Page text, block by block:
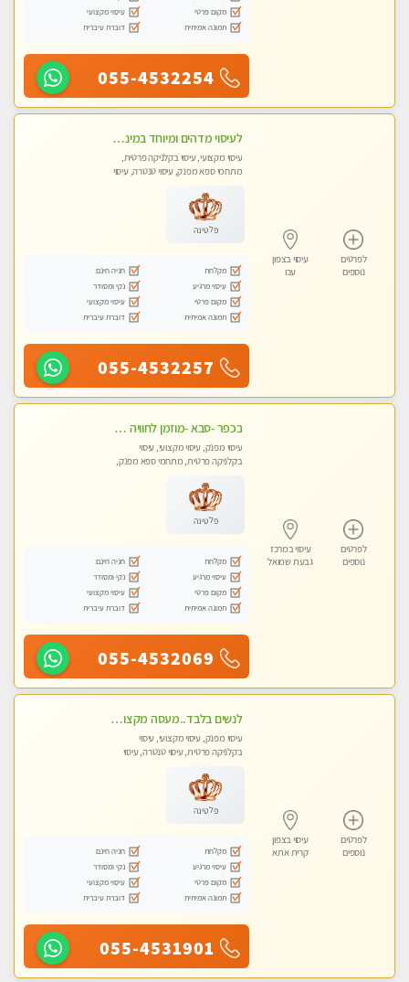
מקום פרטי
עיסוי מקצועי
תמונה אמיתית
דוברת עיברית
055-4532254
לפרטים
נוספים
עיסוי בצפון
עכו
לעיסוי מדהים ומיוחד במינו !!מומלץ לחלוטין!!ללא מין !!
עיסוי מקצועי, עיסוי בקלניקה פרטית,
מתחמי ספא מפנק, עיסוי טנטרה, עיסוי
פלטינה
מקלחת
חניה חינם
עיסוי מרגיע
נקי ומסודר
מקום פרטי
עיסוי מקצועי
תמונה אמיתית
דוברת עיברית
055-4532257
לפרטים
נוספים
עיסוי במרכז
גבעת שמואל
בכפר -סבא -מוזמן לחוויה בלתי נשכחת!!!עיסוי מפנק ביותר מומלץ לחלוטין!!!
עיסוי מפנק, עיסוי מקצועי, עיסוי
בקלניקה פרטית, מתחמי ספא מפנק,
לנשים בלבד
פלטינה
מקלחת
חניה חינם
עיסוי מרגיע
נקי ומסודר
מקום פרטי
עיסוי מקצועי
תמונה אמיתית
דוברת עיברית
055-4532069
לפרטים
נוספים
עיסוי בצפון
קרית אתא
לנשים בלבד..מעסה מקצועי לנשים בלבד לעיסוי מרגיע ומפנק VIP-מומלץ לחלוטין! פרטי! ​​​​​​
עיסוי מפנק, עיסוי מקצועי, עיסוי
בקלניקה פרטית, עיסוי טנטרה, עיסוי
פלטינה
מקלחת
חניה חינם
עיסוי מרגיע
נקי ומסודר
מקום פרטי
עיסוי מקצועי
תמונה אמיתית
דוברת עיברית
055-4531901